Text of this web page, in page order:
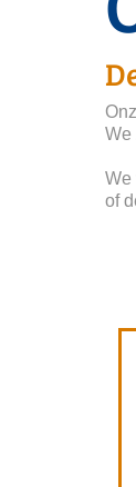
We
We
of